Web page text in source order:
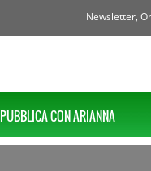
Newsletter,
PUBBLICA CON ARIANNA